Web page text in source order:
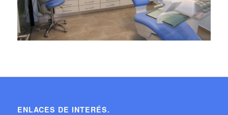
ENLACES DE INTERÉS.